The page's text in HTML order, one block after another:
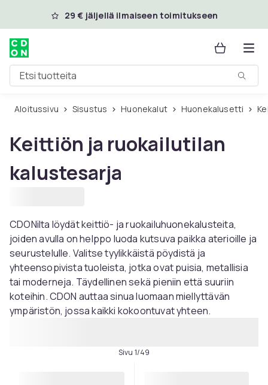
Ohita ja siirry pääsisältöön
29 € jäljellä ilmaiseen toimitukseen
Etsi tuotteita
Aloitussivu Sisustus Huonekalut Huonekalusetti
Keittiön ja ruokailutilan
kalustesarja
CDONilta löydät keittiö- ja ruokailuhuonekalusteita,
joiden avulla on helppo luoda kutsuva paikka aterioille ja
seurustelulle. Valitse tyylikkäistä pöydistä ja
yhteensopivista tuoleista, jotka ovat puisia, metallisia
tai moderneja. Täydellinen sekä pieniin että suuriin
koteihin. CDON auttaa sinua luomaan miellyttävän
ympäristön, jossa kaikki kokoontuvat yhteen.
Sivu 1/49